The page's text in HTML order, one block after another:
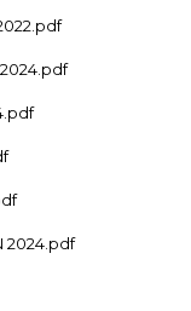
2024.pdf